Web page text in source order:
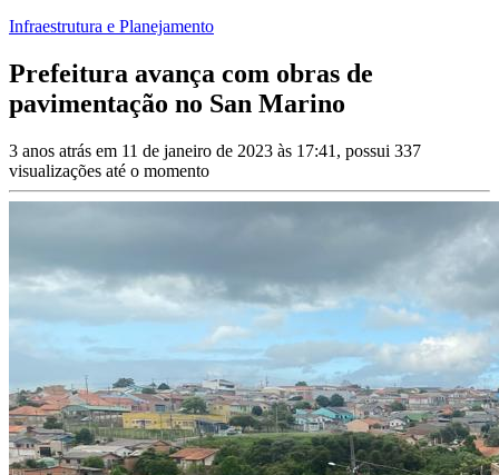
Infraestrutura e Planejamento
Prefeitura avança com obras de
pavimentação no San Marino
3 anos atrás em 11 de janeiro de 2023 às 17:41, possui 337
visualizações até o momento